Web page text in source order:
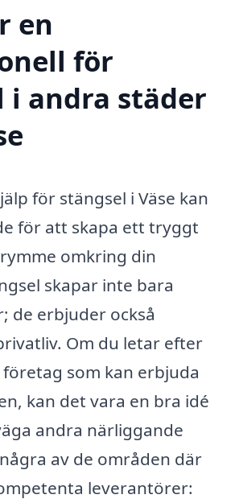
en
för
i andra städer
för stängsel i Väse kan
för att skapa ett tryggt
omkring din
skapar inte bara
de erbjuder också
Om du letar efter
som kan erbjuda
kan det vara en bra idé
andra närliggande
av de områden där
leverantörer: